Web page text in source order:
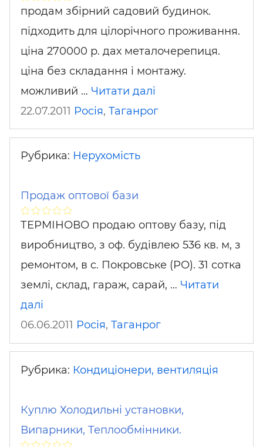
продам збірний садовий будинок.
підходить для цілорічного проживання.
ціна 270000 р. дах металочерепиця.
ціна без складання і монтажу.
можливий … Читати далі
22.07.2011 Росія, Таганрог
Рубрика: Нерухомість
Продаж оптової бази
ТЕРМІНОВО продаю оптову базу, під
виробництво, з оф. будівлею 536 кв. м, з
ремонтом, в c. Покровське (РО). 31 сотка
землі, склад, гараж, сарай, … Читати
далі
06.06.2011 Росія, Таганрог
Рубрика: Кондиціонери, вентиляція
Куплю Холодильні установки,
Випарники, Теплообмінники.